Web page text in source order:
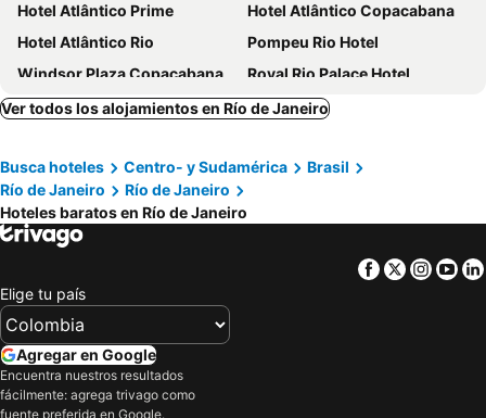
Hotel Atlântico Prime
Hotel Atlântico Copacabana
Hotel Atlântico Rio
Pompeu Rio Hotel
Windsor Plaza Copacabana
Royal Rio Palace Hotel
Corinto Hotel
ibis Rio Porto Atlantico
Sheraton Grand Rio Hotel & Resort
Regency Copacabana Hotel
Windsor Palace Copacabana
Gamboa Rio Hotel
Windsor Oceanico
Prodigy Santos Dumont by Wish
Américas Copacabana Hotel
Windsor Copa Hotel
CDesign Hotel
Ver todos los alojamientos en Río de Janeiro
Busca hoteles Centro- y Sudamérica
Brasil
Río de Janeiro
Río de Janeiro
Hoteles baratos en Río de Janeiro
Facebook
Twitter
Elige tu país
Agregar en Google
Encuentra nuestros resultados
fácilmente: agrega trivago como
fuente preferida en Google.